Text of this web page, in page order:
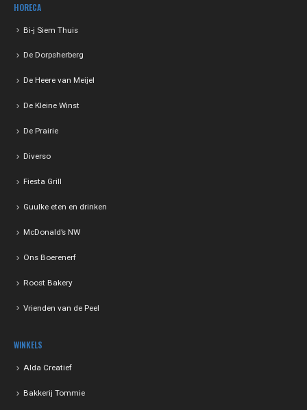
HORECA
Bi-j Siem Thuis
De Dorpsherberg
De Heere van Meijel
De Kleine Winst
De Prairie
Diverso
Fiesta Grill
Guulke eten en drinken
McDonald’s NW
Ons Boerenerf
Roost Bakery
Vrienden van de Peel
WINKELS
Alda Creatief
Bakkerij Tommie